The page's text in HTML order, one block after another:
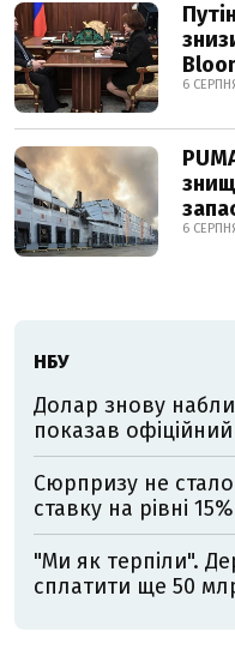
6
6
НБУ
Долар знову
показав
Сюрпризу не
ставку на рівні 15%
"Ми як терпіли".
сплатити ще 50